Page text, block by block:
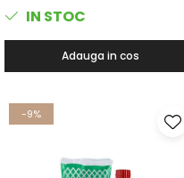
IN STOC
Adauga in cos
-9%